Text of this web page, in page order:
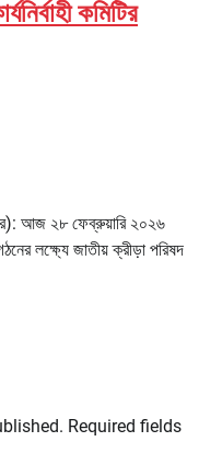
কমিটির
আজ ২৮ ফেব্রুয়ারি ২০২৬
লক্ষ্যে জাতীয় ক্রীড়া পরিষদ
Required fields